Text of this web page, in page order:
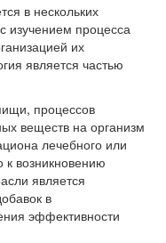
в нескольких
изучением процесса
их
является частью
процессов
веществ на организм
лечебного или
к возникновению
является
в
эффективности